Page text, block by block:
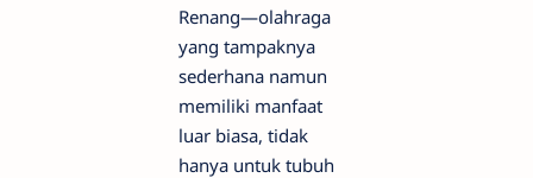
Renang—olahraga
yang tampaknya
sederhana namun
memiliki manfaat
luar biasa, tidak
hanya untuk tubuh